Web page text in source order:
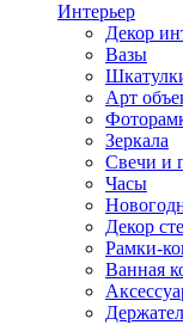
Интерьер
Декор
Вазы
Арт
Зеркала
Свечи и
Часы
Декор
Рамки-
Ванная